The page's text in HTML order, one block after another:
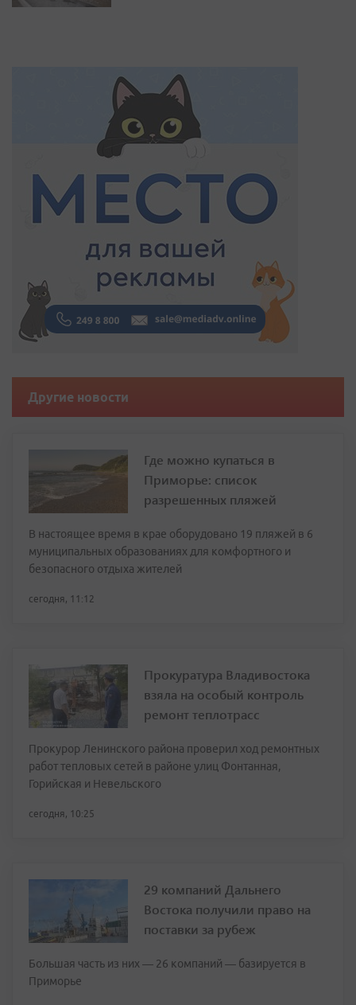
Другие новости
Где можно купаться в
Приморье: список
разрешенных пляжей
В настоящее время в крае оборудовано 19 пляжей в 6
муниципальных образованиях для комфортного и
безопасного отдыха жителей
сегодня, 11:12
Прокуратура Владивостока
взяла на особый контроль
ремонт теплотрасс
Прокурор Ленинского района проверил ход ремонтных
работ тепловых сетей в районе улиц Фонтанная,
Горийская и Невельского
сегодня, 10:25
29 компаний Дальнего
Востока получили право на
поставки за рубеж
Большая часть из них — 26 компаний — базируется в
Приморье